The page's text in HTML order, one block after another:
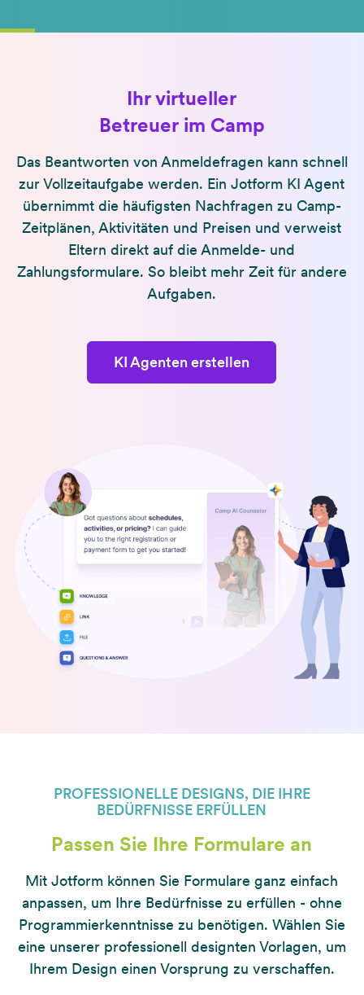
Ihr virtueller
Betreuer im Camp
Das Beantworten von Anmeldefragen kann schnell
zur Vollzeitaufgabe werden. Ein Jotform KI Agent
übernimmt die häufigsten Nachfragen zu Camp-
Zeitplänen, Aktivitäten und Preisen und verweist
Eltern direkt auf die Anmelde- und
Zahlungsformulare. So bleibt mehr Zeit für andere
Aufgaben.
KI Agenten erstellen
PROFESSIONELLE DESIGNS, DIE IHRE
BEDÜRFNISSE ERFÜLLEN
Passen Sie Ihre Formulare an
Mit Jotform können Sie Formulare ganz einfach
anpassen, um Ihre Bedürfnisse zu erfüllen - ohne
Programmierkenntnisse zu benötigen. Wählen Sie
eine unserer professionell designten Vorlagen, um
Ihrem Design einen Vorsprung zu verschaffen.